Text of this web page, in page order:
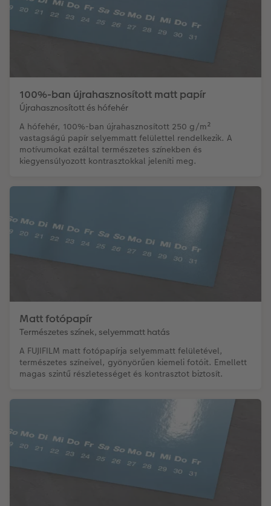
100%-ban újrahasznosított matt papír
Újrahasznosított és hófehér
A hófehér, 100%-ban újrahasznosított 250 g/m²
vastagságú papír selyemmatt felülettel rendelkezik. A
motívumokat ezáltal természetes színekben és
kiegyensúlyozott kontrasztokkal jeleníti meg.
Matt fotópapír
Természetes színek, selyemmatt hatás
A FUJIFILM matt fotópapírja selyemmatt felületével,
természetes színeivel, gyönyörűen kiemeli fotóit. Emellett
magas szintű részletességet és kontrasztot biztosít.